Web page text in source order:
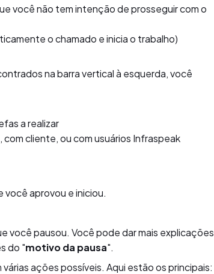
você não tem intenção de prosseguir com o
o chamado e inicia o trabalho)
na barra vertical à esquerda, você
a realizar
com cliente, ou com usuários Infraspeak
você aprovou e iniciou.
você pausou. Você pode dar mais explicações
do "motivo da pausa".
ações possíveis. Aqui estão os principais: